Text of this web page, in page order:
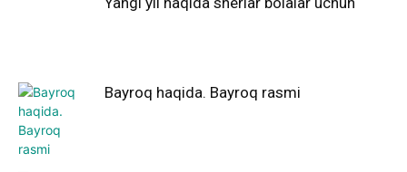
Bayroq haqida. Bayroq rasmi